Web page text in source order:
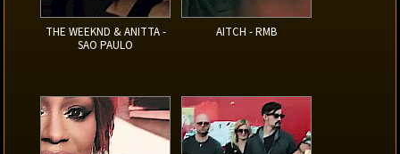
THE WEEKND & ANITTA -
SAO PAULO
AITCH - RMB